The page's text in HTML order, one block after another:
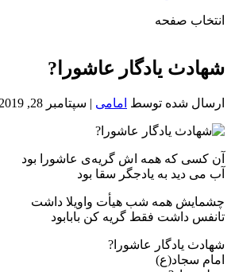
انتخاب صفحه
خون
شمال
شهادٺ یادگار عاشورا?
ارسال شده توسط امامی | سپتامبر 28, 2019
آن کسی که همه اش گریه‌ی عاشورا بود
آب می دید به یادجگر سقا بود
چشمایش همه شب هیأت واویلا داشت
تانفس داشت فقط گریه کن بابابود
شهادٺ یادگار عاشورا?
امام سجاد(ع)